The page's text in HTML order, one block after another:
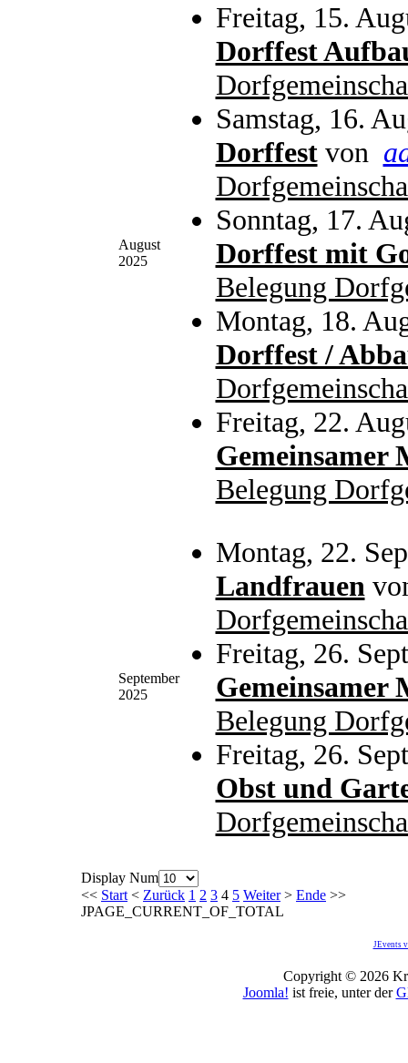
August
2025
Freitag, 15.
Dorffest
Samstag, 16.
Dorffestvon
Sonntag, 17.
Dorffest mit
Belegung
Montag, 18.
Dorffest /
Freitag, 22.
Gemeinsamer
Belegung
September
2025
Montag, 22.
Landfrauen
Freitag, 26.
Gemeinsamer
Belegung
Freitag, 26.
Obst und
Display Num
<< Start < Zurück 1 2 3 4 5 Weiter> Ende >>
JPAGE_CURRENT_OF_TOTAL
JEvents
Copyright © 2026
Joomla! ist freie, unter der